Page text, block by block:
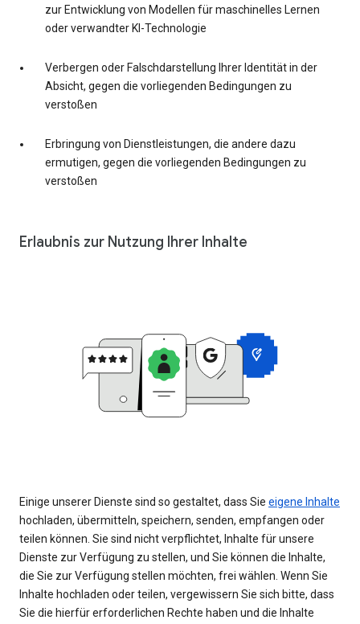
zur Entwicklung von Modellen für maschinelles Lernen
oder verwandter KI-Technologie
Verbergen oder Falschdarstellung Ihrer Identität in der
Absicht, gegen die vorliegenden Bedingungen zu
verstoßen
Erbringung von Dienstleistungen, die andere dazu
ermutigen, gegen die vorliegenden Bedingungen zu
verstoßen
Erlaubnis zur Nutzung Ihrer Inhalte
Einige unserer Dienste sind so gestaltet, dass Sie eigene Inhalte
hochladen, übermitteln, speichern, senden, empfangen oder
teilen können. Sie sind nicht verpflichtet, Inhalte für unsere
Dienste zur Verfügung zu stellen, und Sie können die Inhalte,
die Sie zur Verfügung stellen möchten, frei wählen. Wenn Sie
Inhalte hochladen oder teilen, vergewissern Sie sich bitte, dass
Sie die hierfür erforderlichen Rechte haben und die Inhalte